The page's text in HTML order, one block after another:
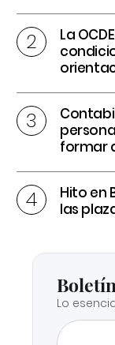
La
formar
Hito en
las
Lo